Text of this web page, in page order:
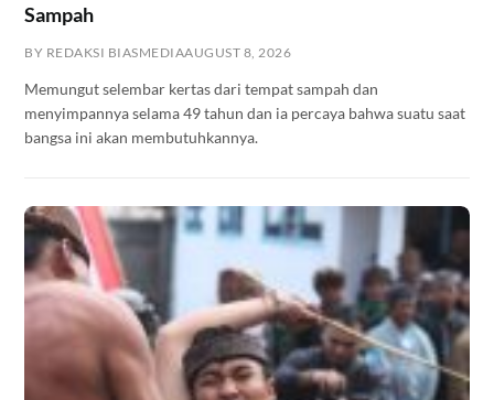
Sampah
BY REDAKSI BIASMEDIAAUGUST 8, 2026
Memungut selembar kertas dari tempat sampah dan
menyimpannya selama 49 tahun dan ia percaya bahwa suatu saat
bangsa ini akan membutuhkannya.